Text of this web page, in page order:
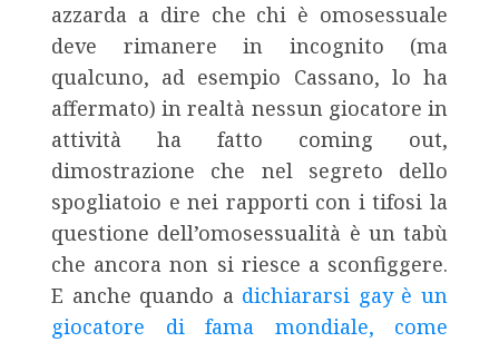
azzarda a dire che chi è omosessuale
deve rimanere in incognito (ma
qualcuno, ad esempio Cassano, lo ha
affermato) in realtà nessun giocatore in
attività ha fatto coming out,
dimostrazione che nel segreto dello
spogliatoio e nei rapporti con i tifosi la
questione dell’omosessualità è un tabù
che ancora non si riesce a sconfiggere.
E anche quando a dichiararsi gay è un
giocatore di fama mondiale, come